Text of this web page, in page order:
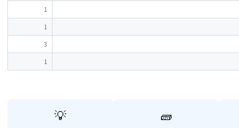
1
1
3
1
🧱
💡